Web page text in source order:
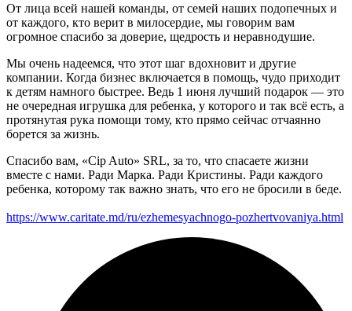
От лица всей нашей команды, от семей наших подопечных и
от каждого, кто верит в милосердие, мы говорим вам
огромное спасибо за доверие, щедрость и неравнодушие.
Мы очень надеемся, что этот шаг вдохновит и другие
компании. Когда бизнес включается в помощь, чудо приходит
к детям намного быстрее. Ведь 1 июня лучший подарок — это
не очередная игрушка для ребенка, у которого и так всё есть, а
протянутая рука помощи тому, кто прямо сейчас отчаянно
борется за жизнь.
Спасибо вам, «Cip Auto» SRL, за то, что спасаете жизни
вместе с нами. Ради Марка. Ради Кристины. Ради каждого
ребенка, которому так важно знать, что его не бросили в беде.
https://www.caritate.md/ru/ezhemesyachnogo-pozhertvovaniya.html